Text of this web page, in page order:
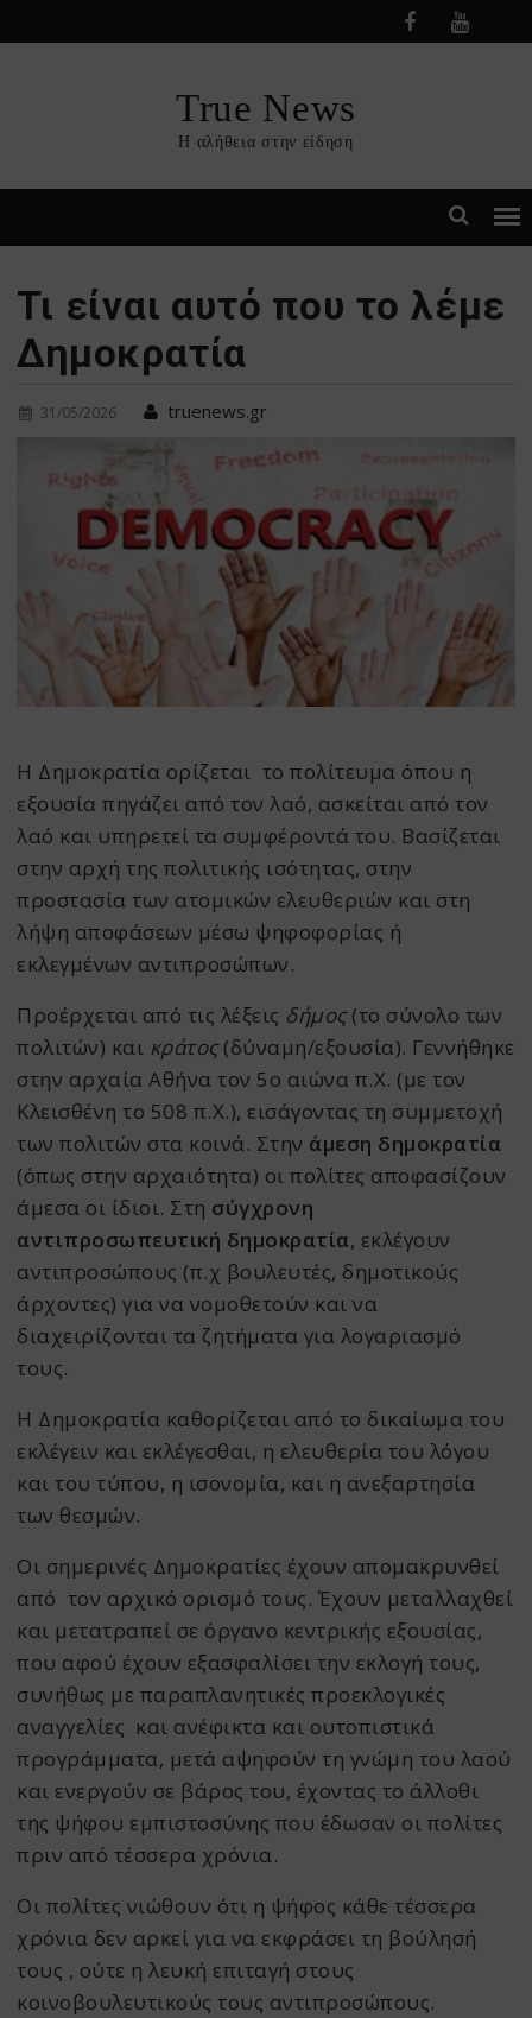
to
True News
Η αλήθεια στην είδηση
Τι είναι αυτό που το λέμε
Δημοκρατία
31/05/2026 truenews.gr
Η Δημοκρατία ορίζεται το πολίτευμα όπου η
εξουσία πηγάζει από τον λαό, ασκείται από τον
λαό και υπηρετεί τα συμφέροντά του. Βασίζεται
στην αρχή της πολιτικής ισότητας, στην
προστασία των ατομικών ελευθεριών και στη
λήψη αποφάσεων μέσω ψηφοφορίας ή
εκλεγμένων αντιπροσώπων.
Προέρχεται από τις λέξεις δήμος(το σύνολο των
πολιτών) και κράτος(δύναμη/εξουσία). Γεννήθηκε
στην αρχαία Αθήνα τον 5ο αιώνα π.Χ. (με τον
Κλεισθένη το 508 π.Χ.), εισάγοντας τη συμμετοχή
των πολιτών στα κοινά. Στην άμεση δημοκρατία
(όπως στην αρχαιότητα) οι πολίτες αποφασίζουν
άμεσα οι ίδιοι. Στη σύγχρονη
αντιπροσωπευτική δημοκρατία, εκλέγουν
αντιπροσώπους (π.χ βουλευτές, δημοτικούς
άρχοντες) για να νομοθετούν και να
διαχειρίζονται τα ζητήματα για λογαριασμό
τους.
Η Δημοκρατία καθορίζεται από το δικαίωμα του
εκλέγειν και εκλέγεσθαι, η ελευθερία του λόγου
και του τύπου, η ισονομία, και η ανεξαρτησία
των θεσμών.
Οι σημερινές Δημοκρατίες έχουν απομακρυνθεί
από τον αρχικό ορισμό τους. Έχουν μεταλλαχθεί
και μετατραπεί σε όργανο κεντρικής εξουσίας,
που αφού έχουν εξασφαλίσει την εκλογή τους,
συνήθως με παραπλανητικές προεκλογικές
αναγγελίες και ανέφικτα και ουτοπιστικά
προγράμματα, μετά αψηφούν τη γνώμη του λαού
και ενεργούν σε βάρος του, έχοντας το άλλοθι
της ψήφου εμπιστοσύνης που έδωσαν οι πολίτες
πριν από τέσσερα χρόνια.
Οι πολίτες νιώθουν ότι η ψήφος κάθε τέσσερα
χρόνια δεν αρκεί για να εκφράσει τη βούλησή
τους , ούτε η λευκή επιταγή στους
κοινοβουλευτικούς τους αντιπροσώπους.